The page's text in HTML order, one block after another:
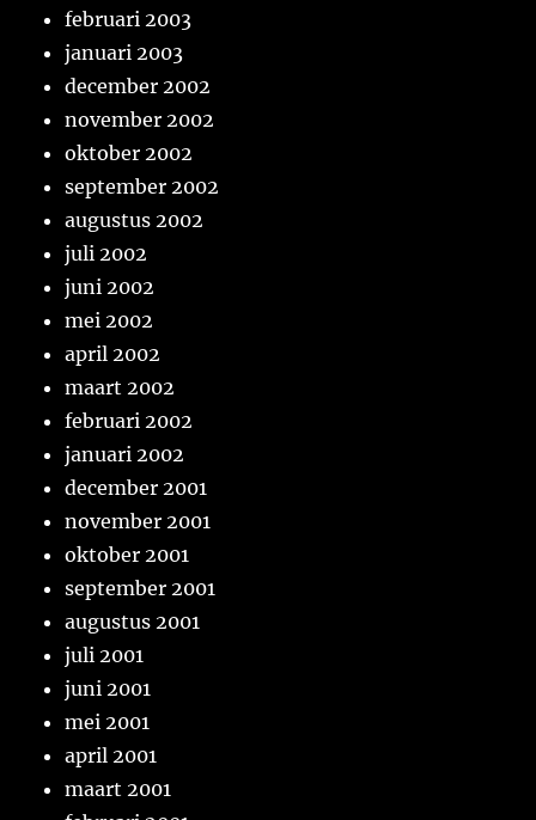
februari 2003
januari 2003
december 2002
november 2002
oktober 2002
september 2002
augustus 2002
juli 2002
juni 2002
mei 2002
april 2002
maart 2002
februari 2002
januari 2002
december 2001
november 2001
oktober 2001
september 2001
augustus 2001
juli 2001
juni 2001
mei 2001
april 2001
maart 2001